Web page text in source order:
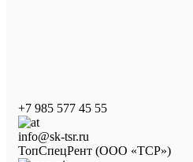
+7 985 577 45 55
info@sk-tsr.ru
ТопСпецРент (ООО «ТСР»)